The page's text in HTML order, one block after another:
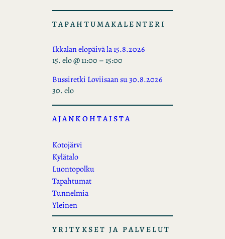
TAPAHTUMAKALENTERI
Ikkalan elopäivä la 15.8.2026
15. elo @ 11:00 –15:00
Bussiretki Loviisaan su 30.8.2026
30. elo
AJANKOHTAISTA
Kotojärvi
Kylätalo
Luontopolku
Tapahtumat
Tunnelmia
Yleinen
YRITYKSET JA PALVELUT